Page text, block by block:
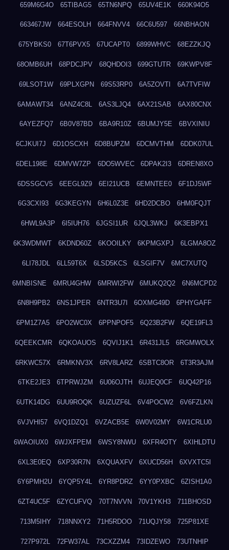
659M6G4O 65TIBAG5 65TN6NPQ 65UV4E1K 660K94O5
663467JW 664ESOLH 664FNVV4 66C6U597 66NBHAON
675YBKS0 67T6PVX5 67UCAPT0 6899WHVC 68EZZKJQ
68OMB6UH 68PDCJPV 68QHDOI3 699GTUTR 69KWPV8F
69LSOT1W 69PLXGPN 69S53RP0 6A5ZOVTI 6A7TVFIW
6AMAWT34 6ANZ4C8L 6AS3LJQ4 6AX21SAB 6AX80CNX
6AYEZFQ7 6B0V87BD 6BA9R10Z 6BUMJY5E 6BVXINIU
6CJKUI7J 6D1OSCXH 6D8BUPZM 6DCMVTHM 6DDK07UL
6DEL198E 6DMVW7ZP 6DO5WVEC 6DPAK2I3 6DREN8XO
6DSSGCV5 6EEGL9Z9 6EI21UCB 6EMNTEE0 6F1DJ5WF
6G3CXI93 6G3KEGYN 6H6L0Z3E 6HD2DCBO 6HM0FQJT
6HWL9A3P 6I5IUH76 6JGSI1UR 6JQL3WKJ 6K3EBPX1
6K3WDMWT 6KDND60Z 6KOOILKY 6KPMGXPJ 6LGMA8OZ
6LI78JDL 6LL59T6X 6LSD5KCS 6LSGIF7V 6MC7XUTQ
6MNBISNE 6MRU4GHW 6MRWI2FW 6MUKQ2Q2 6N6MCPD2
6N8H9PB2 6NS1JPER 6NTR3U7I 6OXMG49D 6PHYGAFF
6PM1Z7A5 6PO2WC0X 6PPNPOF5 6Q23B2FW 6QE19FL3
6QEEKCMR 6QKOAUOS 6QVIJ1K1 6R431JL5 6RGMWOLX
6RKWC57X 6RMKNV3X 6RV8LARZ 6SBTC8OR 6T3R3AJM
6TKE2JE3 6TPRWJZM 6U06OJTH 6UJEQ0CF 6UQ42P16
6UTK14DG 6UU9ROQK 6UZUZF6L 6V4POCW2 6V6FZLKN
6VJVHI57 6VQ1DZQ1 6VZACB5E 6W0V02MY 6W1CRLU0
6WAOIUX0 6WJXFPEM 6WSY8NWU 6XFR4OTY 6XIHLDTU
6XL3E0EQ 6XP30R7N 6XQUAXFV 6XUCD56H 6XVXTC5I
6Y6PMH2U 6YQP5Y4L 6YR8PDRZ 6YY0PXBC 6ZISH1A0
6ZT4UC5F 6ZYCUFVQ 70T7NVVN 70V1YKH3 711BHOSD
713M5IHY 718NNXY2 71H5RDOO 71UQJY58 725P81XE
727P972L 72FW37AL 73CXZZM4 73IDZEWO 73UTNHIP